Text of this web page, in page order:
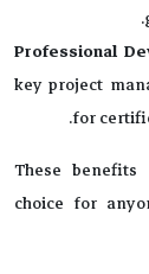
Professional
key project
for
These
choice for